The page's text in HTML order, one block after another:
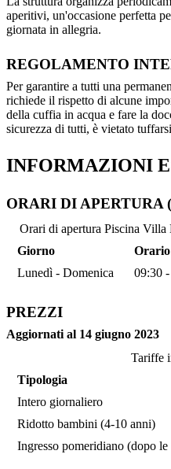
aperitivi, un'occasione perfetta
giornata in allegria.
REGOLAMENTO
Per garantire a tutti una
richiede il rispetto di alcune
della cuffia in acqua e fare la
sicurezza di tutti, è vietato
INFORMAZIONI
ORARI DI APERTURA
Orari di apertura Piscina Villa
Giorno
Orario
Lunedì - Domenica
09:30
PREZZI
Aggiornati al 14 giugno 2023
Tariffe
Tipologia
Intero giornaliero
Ridotto bambini (4-10 anni)
Ingresso pomeridiano (dopo